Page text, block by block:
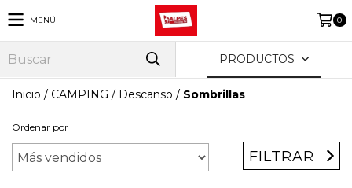
MENÚ 0
PRODUCTOS
Inicio / CAMPING / Descanso / Sombrillas
Ordenar por
FILTRAR